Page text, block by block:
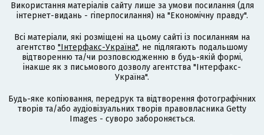
Використання матеріалів сайту лише за умови посилання (для
інтернет-видань - гіперпосилання) на "Економічну правду".
Всі матеріали, які розміщені на цьому сайті із посиланням на
агентство "Інтерфакс-Україна", не підлягають подальшому
відтворенню та/чи розповсюдженню в будь-якій формі,
інакше як з письмового дозволу агентства "Інтерфакс-
Україна".
Будь-яке копіювання, передрук та відтворення фотографічних
творів та/або аудіовізуальних творів правовласника Getty
Images - суворо забороняється.